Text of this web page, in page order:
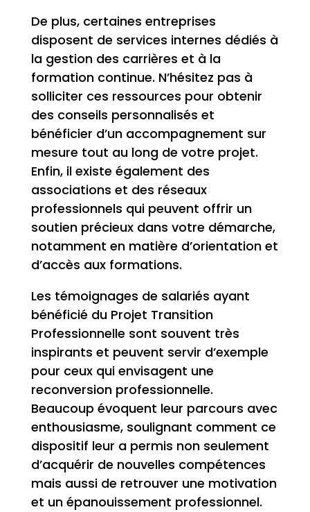
De plus, certaines entreprises
disposent de services internes dédiés à
la gestion des carrières et à la
formation continue. N’hésitez pas à
solliciter ces ressources pour obtenir
des conseils personnalisés et
bénéficier d’un accompagnement sur
mesure tout au long de votre projet.
Enfin, il existe également des
associations et des réseaux
professionnels qui peuvent offrir un
soutien précieux dans votre démarche,
notamment en matière d’orientation et
d’accès aux formations.
Les témoignages de salariés ayant
bénéficié du Projet Transition
Professionnelle sont souvent très
inspirants et peuvent servir d’exemple
pour ceux qui envisagent une
reconversion professionnelle.
Beaucoup évoquent leur parcours avec
enthousiasme, soulignant comment ce
dispositif leur a permis non seulement
d’acquérir de nouvelles compétences
mais aussi de retrouver une motivation
et un épanouissement professionnel.